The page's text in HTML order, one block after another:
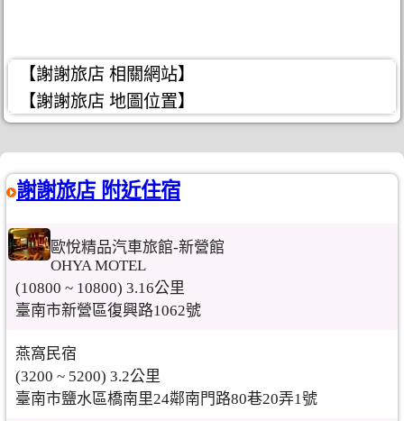
【謝謝旅店 相關網站】
【謝謝旅店 地圖位置】
謝謝旅店 附近住宿
歐悅精品汽車旅館-新營館
OHYA MOTEL
(10800 ~ 10800) 3.16公里
臺南市新營區復興路1062號
燕窩民宿
(3200 ~ 5200) 3.2公里
臺南市鹽水區橋南里24鄰南門路80巷20弄1號